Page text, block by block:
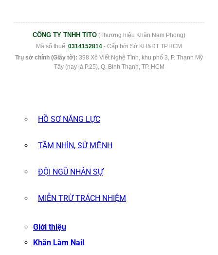
CÔNG TY TNHH TITO (Thương hiệu Khăn Nam Phong)
Mã số thuế: 0314152814 - Cấp bởi Sở KH&ĐT TP.HCM
Trụ sở chính (Giấy tờ): 398 Xô Viết Nghệ Tĩnh, khu phố 3, P. Thạnh Mỹ
Tây (nay là P.25), Q. Bình Thạnh, TP. HCM
HỒ SƠ NĂNG LỰC
TẦM NHÌN, SỨ MỆNH
ĐỘI NGŨ NHÂN SỰ
MIỄN TRỪ TRÁCH NHIỆM
Giới thiệu
Khăn Làm Nail